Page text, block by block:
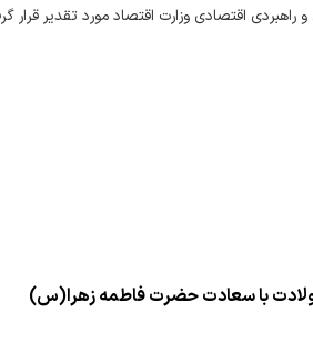
اقتصادی وزارت اقتصاد مورد تقدیر قرار
ولادت با سعادت حضرت فاطمه زهرا(س)